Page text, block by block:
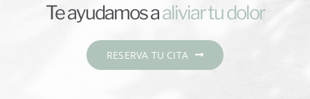
Te ayudamos a
RESERVA TU CITA